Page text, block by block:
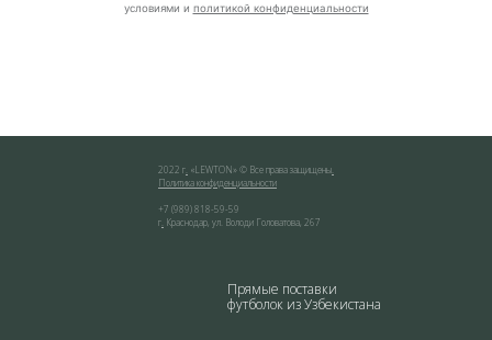
условиями и политикой конфиденциальности
2022 г «LEWTON» © Все права защищены
Политика конфиденциальности
+7 (989) 818-59-59
г Краснодар ул. Володи Головатова, 267
Прямые поставки
футболок из Узбекистана